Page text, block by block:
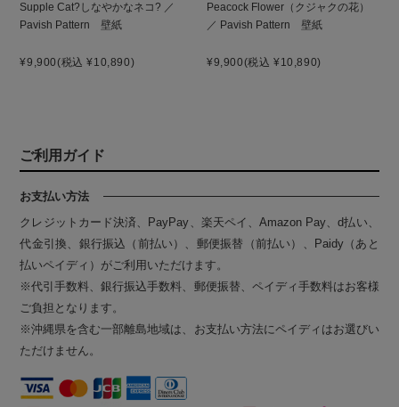
Supple Cat?しなやかなネコ? ／
Pavish Pattern 壁紙
¥9,900(税込 ¥10,890)
Peacock Flower（クジャクの花）
／ Pavish Pattern 壁紙
¥9,900(税込 ¥10,890)
ご利用ガイド
お支払い方法
クレジットカード決済、PayPay、楽天ペイ、Amazon Pay、d払い、
代金引換、銀行振込（前払い）、郵便振替（前払い）、Paidy（あと
払いペイディ）がご利用いただけます。
※代引手数料、銀行振込手数料、郵便振替、ペイディ手数料はお客様
ご負担となります。
※沖縄県を含む一部離島地域は、お支払い方法にペイディはお選びい
ただけません。